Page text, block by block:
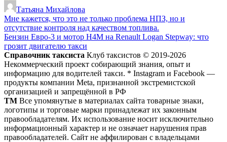
Татьяна Михайлова
Мне кажется, что это не только проблема НПЗ, но и
отсутствие контроля над качеством топлива.
Бензин Евро-3 и мотор H4M на Renault Logan Stepway: что
грозит двигателю такси
Справочник таксиста Клуб таксистов © 2019-2026
Некоммерческий проект собирающий знания, опыт и
информацию для водителей такси. * Instagram и Facebook —
продукты компании Meta, признанной экстремистской
организацией и запрещённой в РФ
ТМ Все упомянутые в материалах сайта товарные знаки,
логотипы и торговые марки принадлежат их законным
правообладателям. Их использование носит исключительно
информационный характер и не означает нарушения прав
правообладателей. Сайт не аффилирован с владельцами